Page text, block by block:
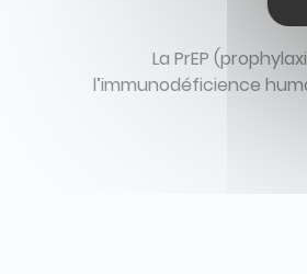
La PrEP
l’immunodéficience